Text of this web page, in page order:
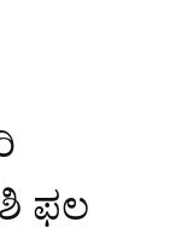
ಫಲ